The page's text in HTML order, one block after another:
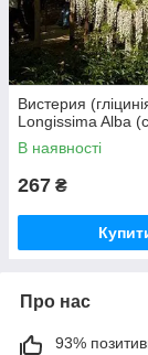
Вистерия
Longissima Alba
В наявності
267 ₴
Про нас
93%